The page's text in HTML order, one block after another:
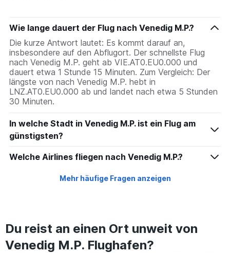
Wie lange dauert der Flug nach Venedig M.P.?
Die kurze Antwort lautet: Es kommt darauf an,
insbesondere auf den Abflugort. Der schnellste Flug
nach Venedig M.P. geht ab VIE.AT0.EU0.000 und
dauert etwa 1 Stunde 15 Minuten. Zum Vergleich: Der
längste von nach Venedig M.P. hebt in
LNZ.AT0.EU0.000 ab und landet nach etwa 5 Stunden
30 Minuten.
In welche Stadt in Venedig M.P. ist ein Flug am
günstigsten?
Welche Airlines fliegen nach Venedig M.P.?
Mehr häufige Fragen anzeigen
Du reist an einen Ort unweit von
Venedig M.P. Flughafen?